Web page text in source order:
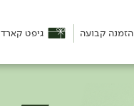
הזמנה קבועה גיפט קארד